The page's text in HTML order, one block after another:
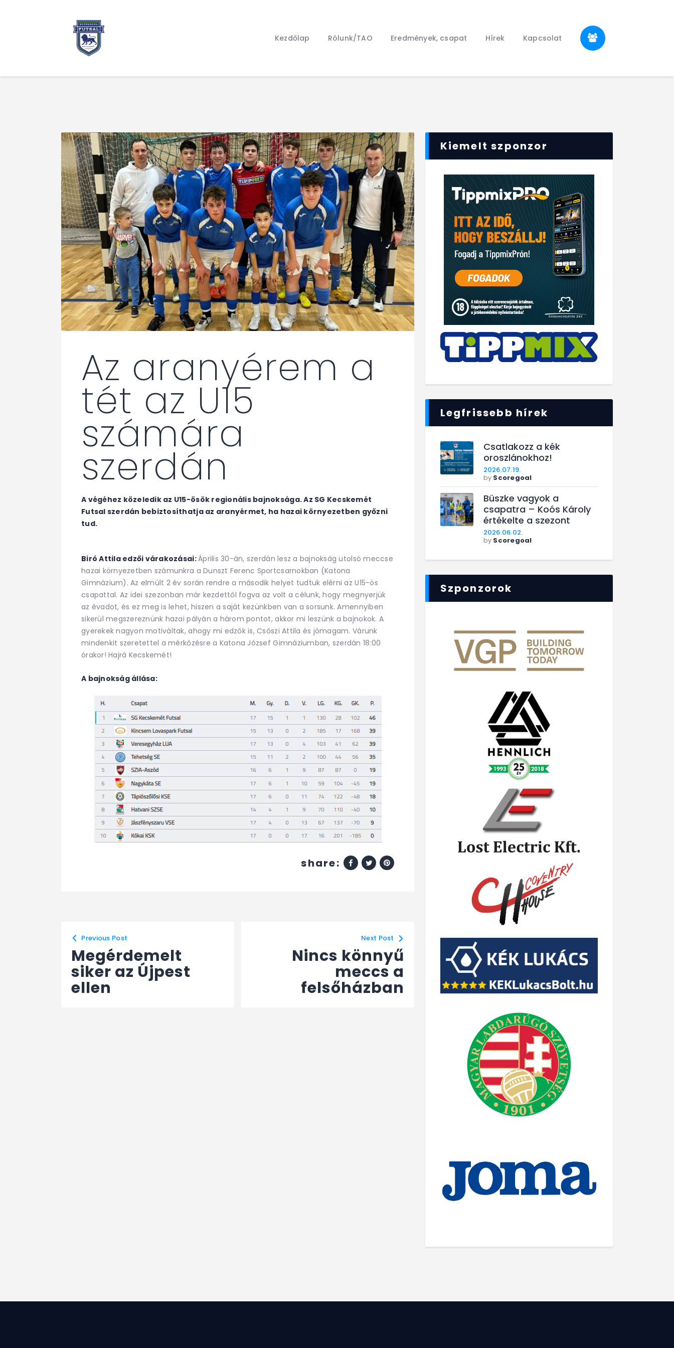
Kezdőlap Rólunk/TAO Eredmények, csapat Hírek Kapcsolat
Eredmények, csapat
Kapcsolat
Az aranyérem a
tét az U15
számára
szerdán
A végéhez közeledik az U15-ösök regionális bajnoksága. Az SG Kecskemét
Futsal szerdán bebiztosíthatja az aranyérmet, ha hazai környezetben győzni
tud.
Biró Attila edzői várakozásai:Április 30-án, szerdán lesz a bajnokság utolsó meccse
hazai környezetben számunkra a Dunszt Ferenc Sportcsarnokban (Katona
Gimnázium). Az elmúlt 2 év során rendre a második helyet tudtuk elérni az U15-ös
csapattal. Az idei szezonban már kezdettől fogva az volt a célunk, hogy megnyerjük
az évadot, és ez meg is lehet, hiszen a saját kezünkben van a sorsunk. Amennyiben
sikerül megszereznünk hazai pályán a három pontot, akkor mi leszünk a bajnokok. A
gyerekek nagyon motiváltak, ahogy mi edzők is, Csőszi Attila és jómagam. Várunk
mindenkit szeretettel a mérkőzésre a Katona József Gimnáziumban, szerdán 18:00
órakor! Hajrá Kecskemét!
A bajnokság állása:
share:
Previous Post
Megérdemelt
siker az Újpest
ellen
Next Post
Nincs könnyű
meccs a
felsőházban
Kiemelt szponzor
Legfrissebb hírek
Csatlakozz a kék
oroszlánokhoz!
2026.07.19.
by Scoregoal
Büszke vagyok a
csapatra – Koós Károly
értékelte a szezont
2026.06.02.
by Scoregoal
Szponzorok